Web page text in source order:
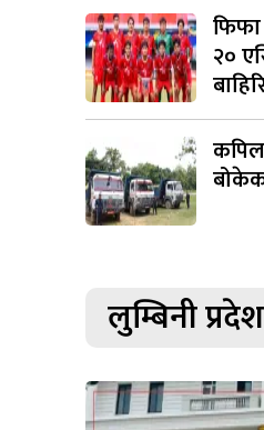
२०
लुम्बिनी प्रदेश